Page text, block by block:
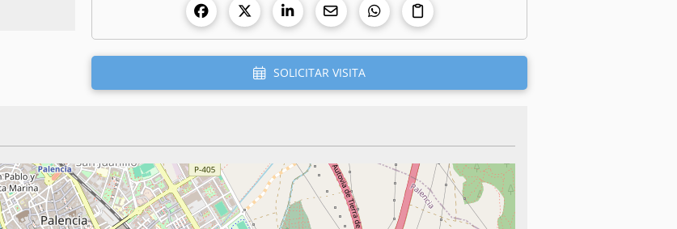
SOLICITAR VISITA